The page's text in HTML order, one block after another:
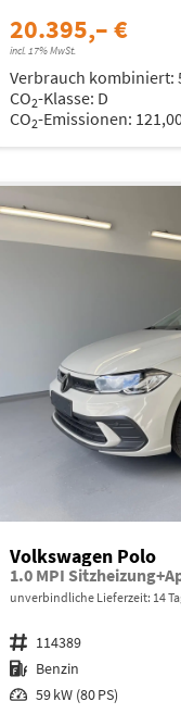
20.395,– €
incl. 17% MwSt.
Verbrauch kombiniert:
CO2-Klasse: D
CO2-Emissionen:
Volkswagen Polo
unverbindliche Lieferzeit: 14
Fahrzeugnr. 114389
Kraftstoff Benzin
Leistung 59 kW (80 PS)